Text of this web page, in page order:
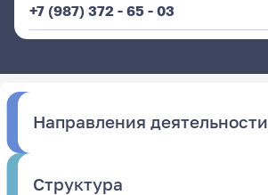
+7 (987) 372 - 65 - 03
Направления деятельности
Структура